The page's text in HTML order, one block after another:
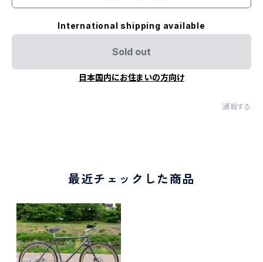
International shipping available
Sold out
日本国内にお住まいの方向け
通報する
最近チェックした商品